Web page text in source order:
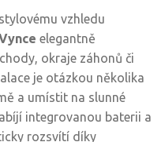
vzhledu
elegantně
okraje záhonů či
je otázkou několika
a umístit na slunné
integrovanou baterii a
rozsvítí díky